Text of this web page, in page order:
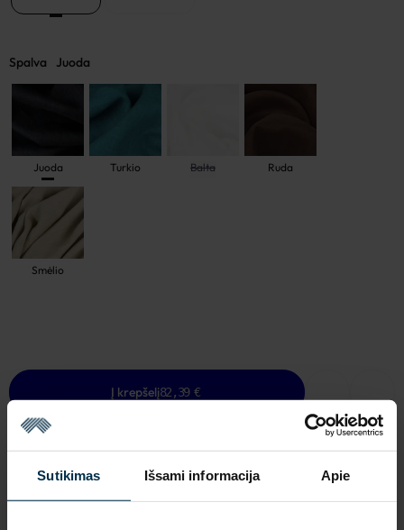
Sutikimas Išsami informacija Apie
Spalva Juoda
Juoda Turkio Balta Ruda
Smėlio
Į krepšelį82,39 €
NAUDINGA ŽINOTI